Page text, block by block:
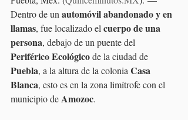
Dentro de un automóvil abandonado y en
llamas, fue localizado el cuerpo de una
persona, debajo de un puente del
Periférico Ecológico de la ciudad de
Puebla, a la altura de la colonia Casa
Blanca, esto es en la zona limítrofe con el
municipio de Amozoc.